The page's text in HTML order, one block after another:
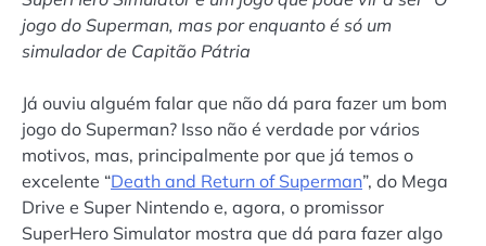
jogo do Superman, mas por enquanto é só um
simulador de Capitão Pátria
Já ouviu alguém falar que não dá para fazer um bom
jogo do Superman? Isso não é verdade por vários
motivos, mas, principalmente por que já temos o
excelente “Death and Return of Superman”, do Mega
Drive e Super Nintendo e, agora, o promissor
SuperHero Simulator mostra que dá para fazer algo